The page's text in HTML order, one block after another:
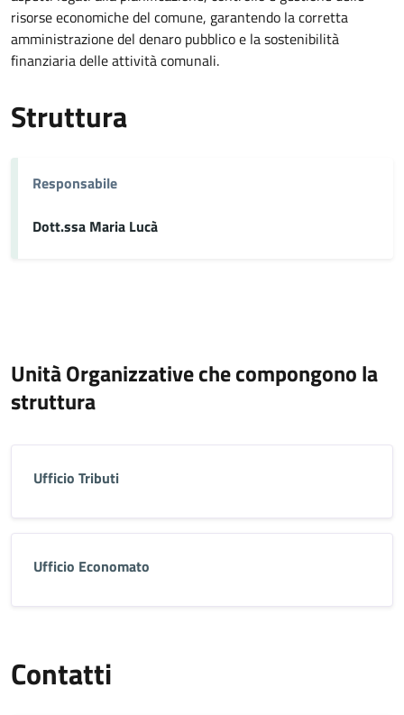
risorse economiche del comune, garantendo la corretta
amministrazione del denaro pubblico e la sostenibilità
finanziaria delle attività comunali.
Struttura
Responsabile
Dott.ssa Maria Lucà
Unità Organizzative che compongono la
struttura
Ufficio Tributi
Ufficio Economato
Contatti